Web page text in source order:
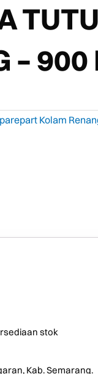
–
Kolam
stok
Kab. Semarang.